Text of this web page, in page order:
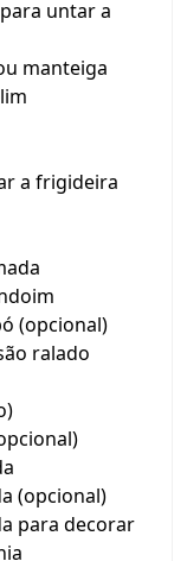
untar a
manteiga
a frigideira
(opcional)
ralado
(opcional)
para decorar